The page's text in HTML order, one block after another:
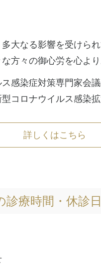
大なる影響を受けら
方々の御心労を心より
感染症対策専門家会
型コロナウイルス感染
詳しくはこちら
診療時間・休診